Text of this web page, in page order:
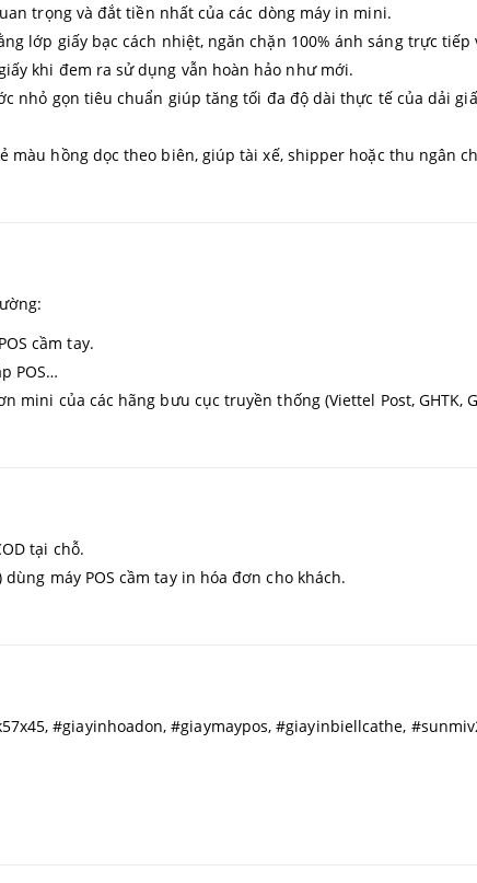
trọng và đắt tiền nhất của các dòng máy in mini.
lớp giấy bạc cách nhiệt, ngăn chặn 100% ánh sáng trực
khi đem ra sử dụng vẫn hoàn hảo như mới.
nhỏ gọn tiêu chuẩn giúp tăng tối đa độ dài thực tế của dải
màu hồng dọc theo biên, giúp tài xế, shipper hoặc thu ngân
cầm tay.
POS…
mini của các hãng bưu cục truyền thống (Viettel Post, GHTK,
tại chỗ.
máy POS cầm tay in hóa đơn cho khách.
#giayinhoadon, #giaymaypos, #giayinbiellcathe,